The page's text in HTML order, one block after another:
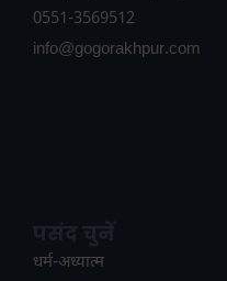
0551-3569512
info@gogorakhpur.com
धर्म-अध्यात्म